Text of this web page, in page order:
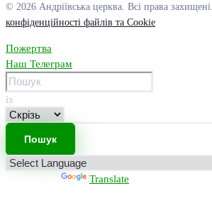
© 2026 Андріївська церква. Всі права захищені.
конфіденційності файлів та Cookie
Пожертва
Наш Телеграм
із
Translate